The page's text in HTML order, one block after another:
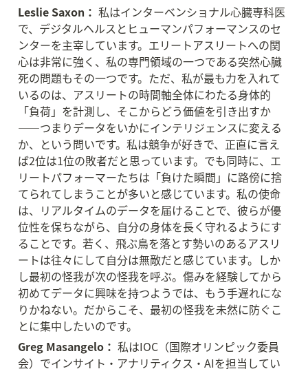
Leslie Saxon： 私はインターベンショナル心臓専科医
で、デジタルヘルスとヒューマンパフォーマンスのセ
ンターを主宰しています。エリートアスリートへの関
心は非常に強く、私の専門領域の一つである突然心臓
死の問題もその一つです。ただ、私が最も力を入れて
いるのは、アスリートの時間軸全体にわたる身体的
「負荷」を計測し、そこからどう価値を引き出すか
——つまりデータをいかにインテリジェンスに変える
か、という問いです。私は競争が好きで、正直に言え
ば2位は1位の敗者だと思っています。でも同時に、エ
リートパフォーマーたちは「負けた瞬間」に路傍に捨
てられてしまうことが多いと感じています。私の使命
は、リアルタイムのデータを届けることで、彼らが優
位性を保ちながら、自分の身体を長く守れるようにす
ることです。若く、飛ぶ鳥を落とす勢いのあるアスリ
ートは往々にして自分は無敵だと感じています。しか
し最初の怪我が次の怪我を呼ぶ。傷みを経験してから
初めてデータに興味を持つようでは、もう手遅れにな
りかねない。だからこそ、最初の怪我を未然に防ぐこ
とに集中したいのです。
Greg Masangelo： 私はIOC（国際オリンピック委員
会）でインサイト・アナリティクス・AIを担当してい